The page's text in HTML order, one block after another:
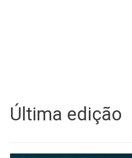
Última edição